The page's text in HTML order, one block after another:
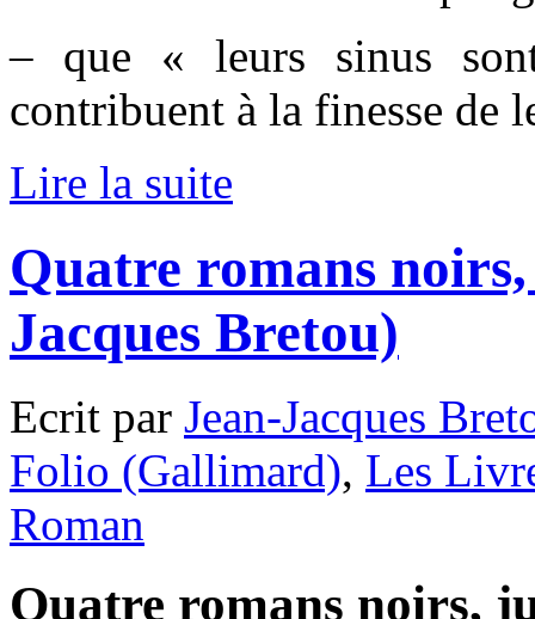
– que « leurs sinus
contribuent à la finesse de
Lire la suite
Quatre romans
Jacques Bretou)
Ecrit par Jean-Jacques
Folio (Gallimard), Les
Roman
Quatre romans noirs,